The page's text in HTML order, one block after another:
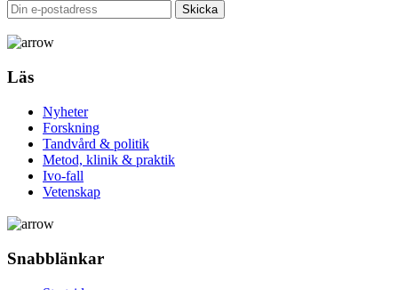
Läs
Nyheter
Forskning
Tandvård & politik
Metod, klinik & praktik
Ivo-fall
Vetenskap
Snabblänkar